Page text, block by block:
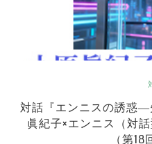
対話『エンニスの誘惑
眞紀子×エンニス（対
（第18